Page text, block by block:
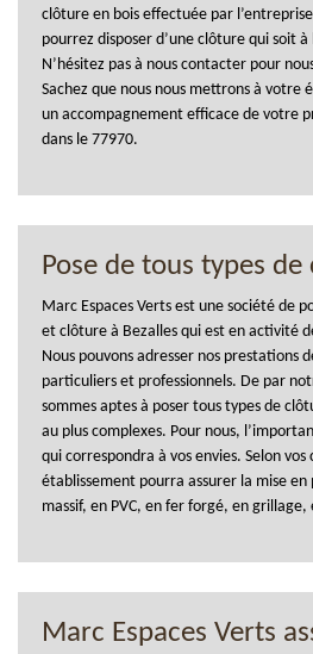
clôture en bois effectuée par
pourrez disposer d’une clôture qui soit
N’hésitez pas à nous contacter pour
Sachez que nous nous mettrons à votre
un accompagnement efficace de votre
dans le 77970.
Pose de tous types
Marc Espaces Verts est une société de
et clôture à Bezalles qui est en activité
Nous pouvons adresser nos prestations
particuliers et professionnels. De par
sommes aptes à poser tous types de
au plus complexes. Pour nous,
qui correspondra à vos envies. Selon
établissement pourra assurer la mise en
massif, en PVC, en fer forgé, en
Marc Espaces Verts